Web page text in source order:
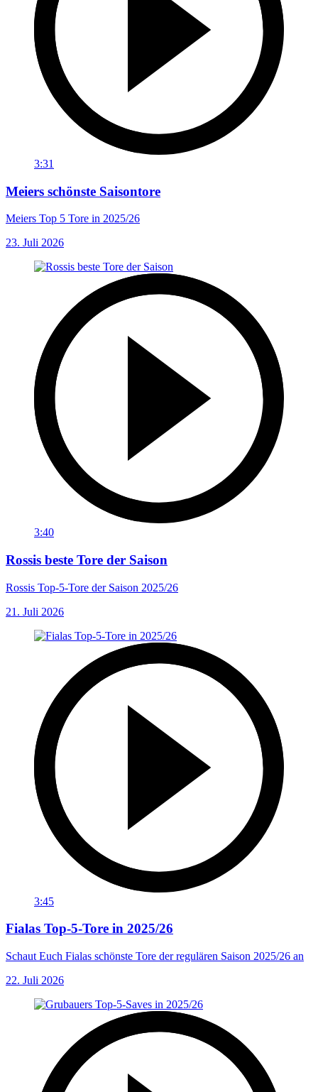
3:31
Meiers schönste Saisontore
Meiers Top 5 Tore in 2025/26
23. Juli 2026
3:40
Rossis beste Tore der Saison
Rossis Top-5-Tore der Saison 2025/26
21. Juli 2026
3:45
Fialas Top-5-Tore in 2025/26
Schaut Euch Fialas schönste Tore der regulären Saison 2025/26 an
22. Juli 2026